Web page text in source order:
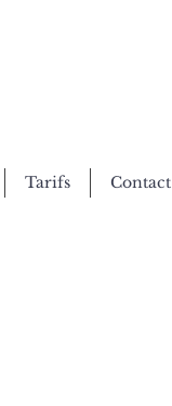
Tarifs Contact